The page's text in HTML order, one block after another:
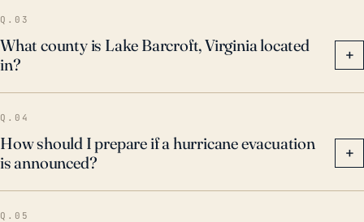
Q.03
What county is Lake Barcroft, Virginia located
in?
+
Q.04
How should I prepare if a hurricane evacuation
is announced?
+
Q.05